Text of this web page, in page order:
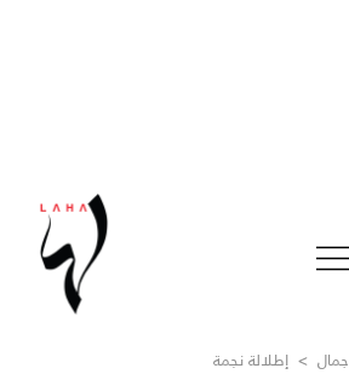
جمال > إطلالة نجمة